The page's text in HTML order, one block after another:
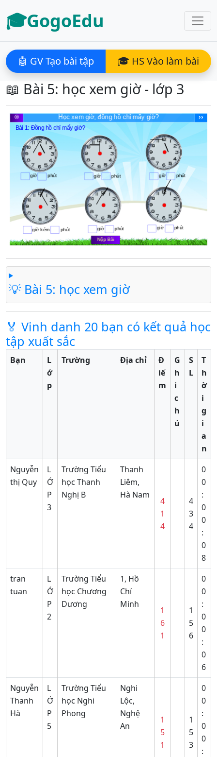
🎓GogoEdu
🤖 GV Tạo bài tập 🎓 HS Vào làm bài
📖 Bài 5: học xem giờ - lớp 3
💡 Bài 5: học xem giờ
🏅 Vinh danh 20 bạn có kết quả học
tập xuất sắc
Bạn
L
ớ
p
Trường Địa chỉ
Đ
iể
m
G
h
i
c
h
ú
S
L
T
h
ờ
i
g
i
a
n
Nguyễn
thị Quy
L
Ớ
P
3
Trường Tiểu
học Thanh
Nghị B
Thanh
Liêm,
Hà Nam
4
1
4
4
3
4
0
0
:
0
0
:
0
8
tran
tuan
L
Ớ
P
2
Trường Tiểu
học Chương
Dương
1, Hồ
Chí
Minh
1
6
1
1
5
6
0
0
:
0
0
:
0
6
Nguyễn
Thanh
Hà
L
Ớ
P
5
Trường Tiểu
học Nghi
Phong
Nghi
Lộc,
Nghệ
An
1
5
1
1
5
3
0
0
:
0
0
: